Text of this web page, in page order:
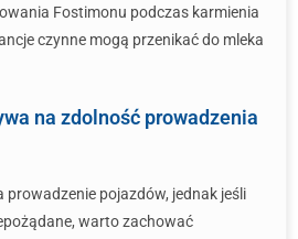
Fostimonu podczas karmienia
czynne mogą przenikać do mleka
na zdolność prowadzenia
prowadzenie pojazdów, jednak jeśli
warto zachować